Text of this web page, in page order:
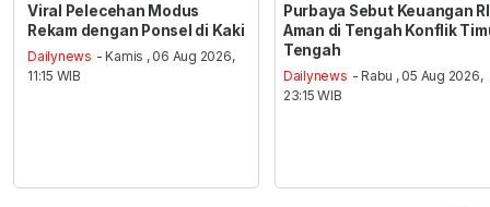
Viral Pelecehan Modus
Rekam dengan Ponsel di Kaki
Dailynews - Kamis , 06 Aug 2026,
11:15 WIB
Purbaya Sebut Keuangan RI
Aman di Tengah Konflik
Tengah
Dailynews - Rabu , 05 Aug 2026,
23:15 WIB